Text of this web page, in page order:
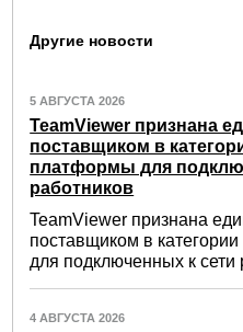
Другие новости
5 АВГУСТА 2026
TeamViewer признана
поставщиком в
платформы для
работников
TeamViewer признана
поставщиком в
для подключенных к сети
4 АВГУСТА 2026